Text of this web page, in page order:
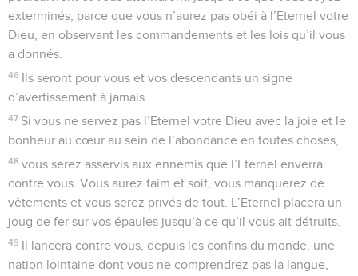
exterminés, parce que vous n’aurez pas obéi à l’Eternel votre
Dieu, en observant les commandements et les lois qu’il vous
a donnés.
46 Ils seront pour vous et vos descendants un signe
d’avertissement à jamais.
47 Si vous ne servez pas l’Eternel votre Dieu avec la joie et le
bonheur au cœur au sein de l’abondance en toutes choses,
48 vous serez asservis aux ennemis que l’Eternel enverra
contre vous. Vous aurez faim et soif, vous manquerez de
vêtements et vous serez privés de tout. L’Eternel placera un
joug de fer sur vos épaules jusqu’à ce qu’il vous ait détruits.
49 Il lancera contre vous, depuis les confins du monde, une
nation lointaine dont vous ne comprendrez pas la langue,